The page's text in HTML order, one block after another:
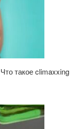
такое climaxxing